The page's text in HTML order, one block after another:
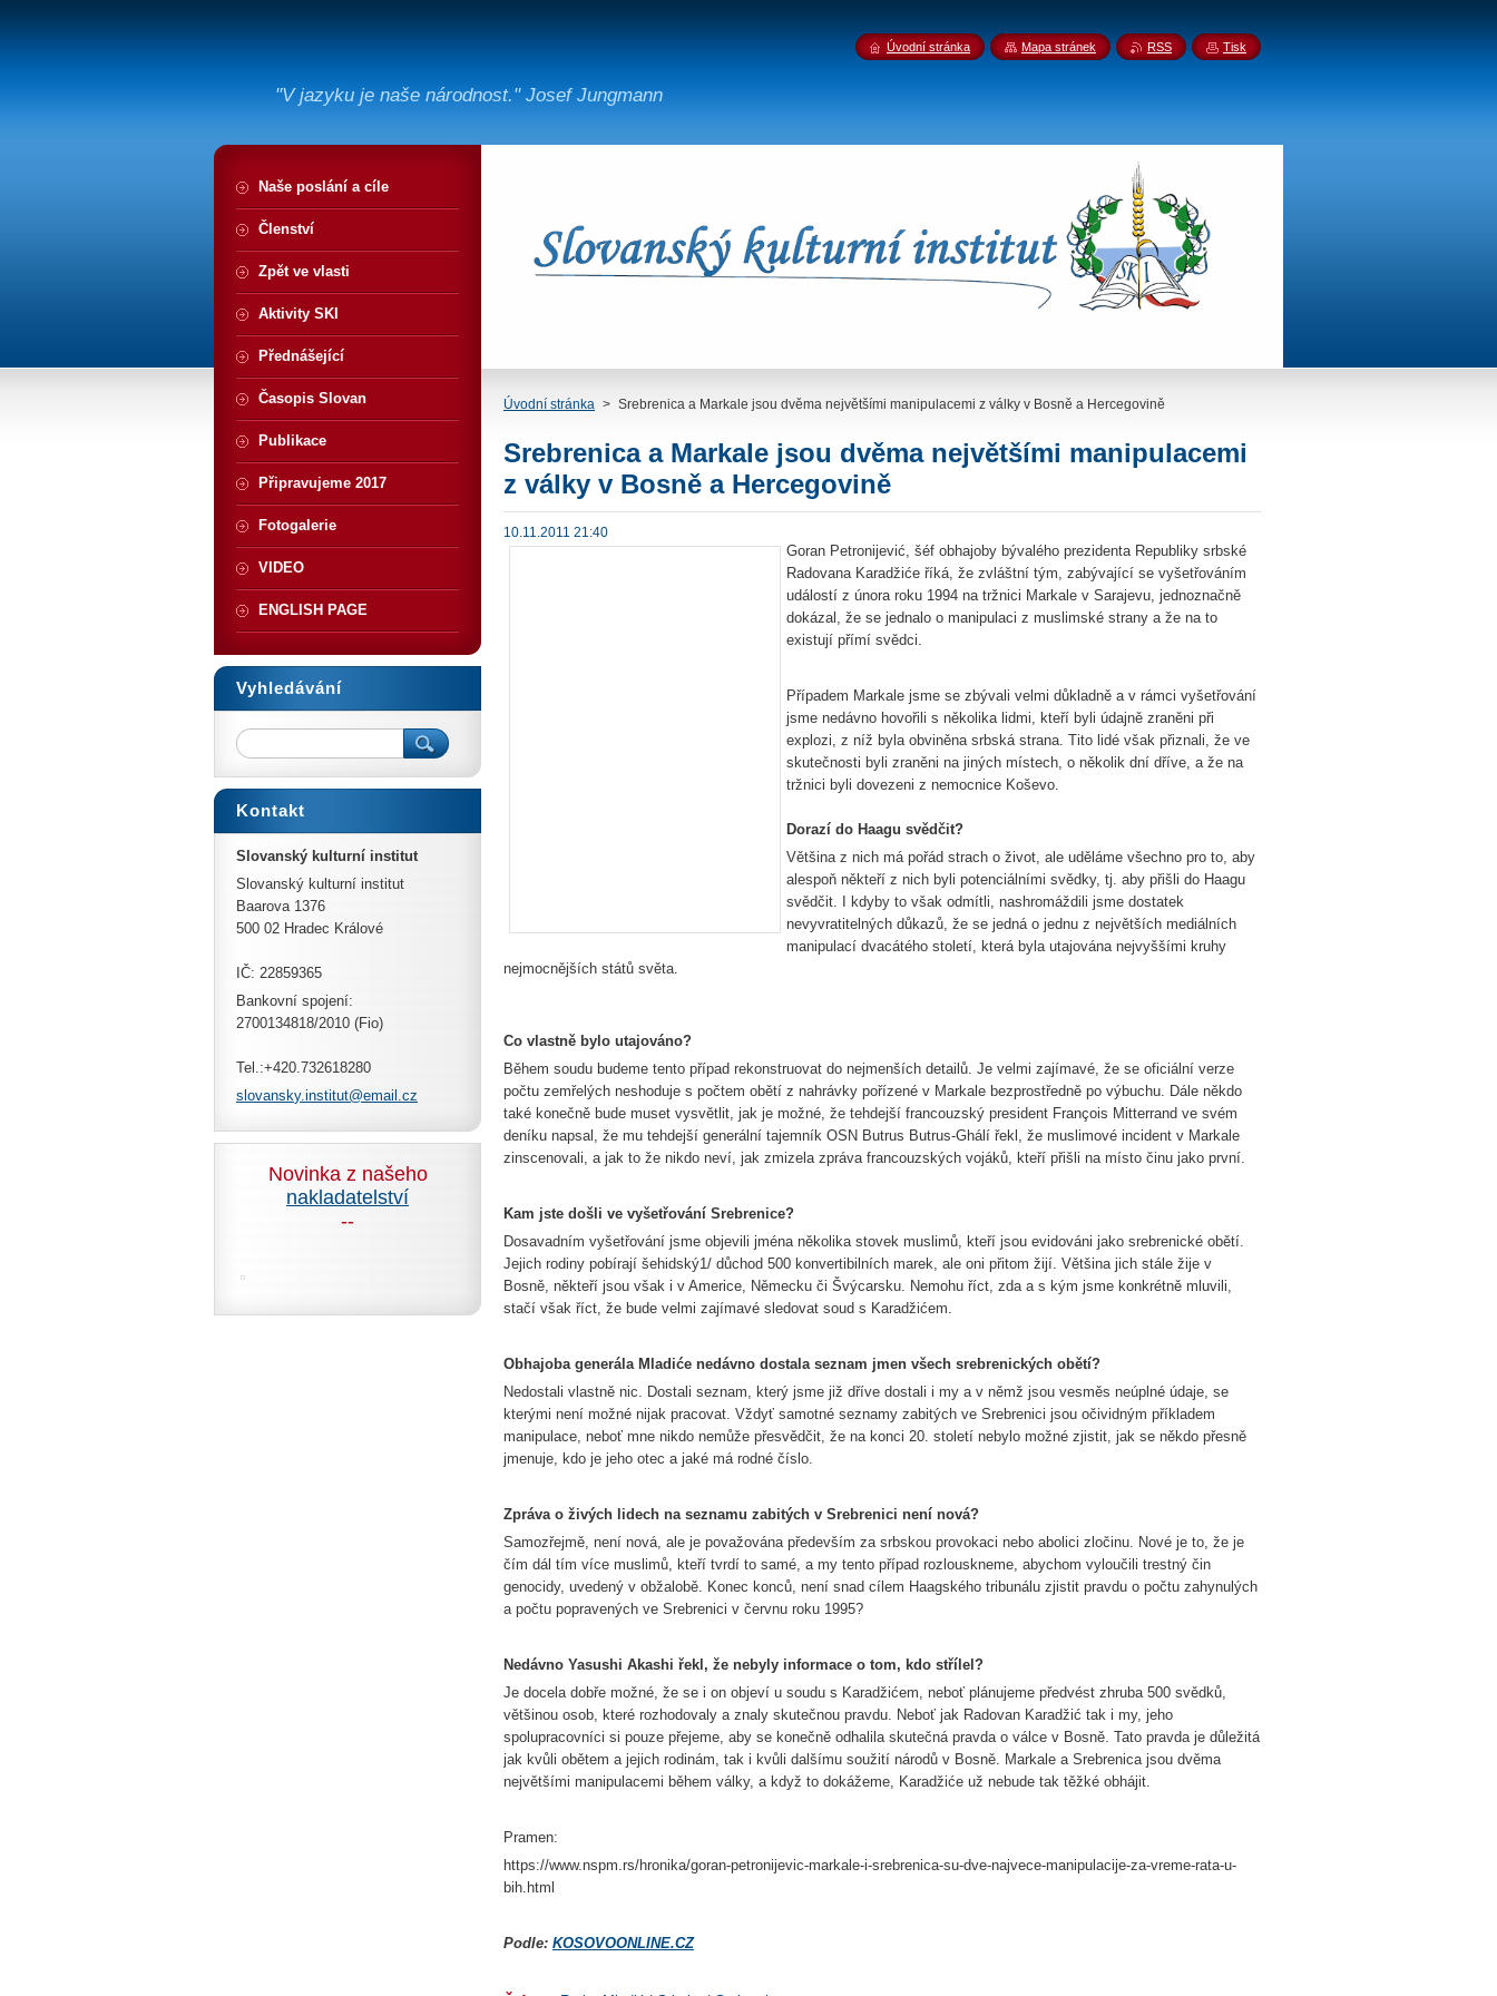
"V jazyku je naše národnost." Josef Jungmann
Úvodní stránka > Srebrenica a Markale jsou dvěma největšími manipulacemi z války v Bosně a Hercegovině
Srebrenica a Markale jsou dvěma největšími manipulacemi
z války v Bosně a Hercegovině
10.11.2011 21:40
Goran Petronijević, šéf obhajoby bývalého prezidenta Republiky srbské
Radovana Karadžiće říká, že zvláštní tým, zabývající se vyšetřováním
událostí z února roku 1994 na tržnici Markale v Sarajevu, jednoznačně
dokázal, že se jednalo o manipulaci z muslimské strany a že na to
existují přímí svědci.
Případem Markale jsme se zbývali velmi důkladně a v rámci vyšetřování
jsme nedávno hovořili s několika lidmi, kteří byli údajně zraněni při
explozi, z níž byla obviněna srbská strana. Tito lidé však přiznali, že ve
skutečnosti byli zraněni na jiných místech, o několik dní dříve, a že na
tržnici byli dovezeni z nemocnice Koševo.
Dorazí do Haagu svědčit?
Většina z nich má pořád strach o život, ale uděláme všechno pro to, aby
alespoň někteří z nich byli potenciálními svědky, tj. aby přišli do Haagu
svědčit. I kdyby to však odmítli, nashromáždili jsme dostatek
nevyvratitelných důkazů, že se jedná o jednu z největších mediálních
manipulací dvacátého století, která byla utajována nejvyššími kruhy
nejmocnějších států světa.
Co vlastně bylo utajováno?
Během soudu budeme tento případ rekonstruovat do nejmenších detailů. Je velmi zajímavé, že se oficiální verze
počtu zemřelých neshoduje s počtem obětí z nahrávky pořízené v Markale bezprostředně po výbuchu. Dále někdo
také konečně bude muset vysvětlit, jak je možné, že tehdejší francouzský president François Mitterrand ve svém
deníku napsal, že mu tehdejší generální tajemník OSN Butrus Butrus-Ghálí řekl, že muslimové incident v Markale
zinscenovali, a jak to že nikdo neví, jak zmizela zpráva francouzských vojáků, kteří přišli na místo činu jako první.
Kam jste došli ve vyšetřování Srebrenice?
Dosavadním vyšetřování jsme objevili jména několika stovek muslimů, kteří jsou evidováni jako srebrenické obětí.
Jejich rodiny pobírají šehidský1/ důchod 500 konvertibilních marek, ale oni přitom žijí. Většina jich stále žije v
Bosně, někteří jsou však i v Americe, Německu či Švýcarsku. Nemohu říct, zda a s kým jsme konkrétně mluvili,
stačí však říct, že bude velmi zajímavé sledovat soud s Karadžićem.
Obhajoba generála Mladiće nedávno dostala seznam jmen všech srebrenických obětí?
Nedostali vlastně nic. Dostali seznam, který jsme již dříve dostali i my a v němž jsou vesměs neúplné údaje, se
kterými není možné nijak pracovat. Vždyť samotné seznamy zabitých ve Srebrenici jsou očividným příkladem
manipulace, neboť mne nikdo nemůže přesvědčit, že na konci 20. století nebylo možné zjistit, jak se někdo přesně
jmenuje, kdo je jeho otec a jaké má rodné číslo.
Zpráva o živých lidech na seznamu zabitých v Srebrenici není nová?
Samozřejmě, není nová, ale je považována především za srbskou provokaci nebo abolici zločinu. Nové je to, že je
čím dál tím více muslimů, kteří tvrdí to samé, a my tento případ rozlouskneme, abychom vyloučili trestný čin
genocidy, uvedený v obžalobě. Konec konců, není snad cílem Haagského tribunálu zjistit pravdu o počtu zahynulých
a počtu popravených ve Srebrenici v červnu roku 1995?
Nedávno Yasushi Akashi řekl, že nebyly informace o tom, kdo střílel?
Je docela dobře možné, že se i on objeví u soudu s Karadžićem, neboť plánujeme předvést zhruba 500 svědků,
většinou osob, které rozhodovaly a znaly skutečnou pravdu. Neboť jak Radovan Karadžić tak i my, jeho
spolupracovníci si pouze přejeme, aby se konečně odhalila skutečná pravda o válce v Bosně. Tato pravda je důležitá
jak kvůli obětem a jejich rodinám, tak i kvůli dalšímu soužití národů v Bosně. Markale a Srebrenica jsou dvěma
největšími manipulacemi během války, a když to dokážeme, Karadžiće už nebude tak těžké obhájit.
Pramen:
https://www.nspm.rs/hronika/goran-petronijevic-markale-i-srebrenica-su-dve-najvece-manipulacije-za-vreme-rata-u-
bih.html
Podle: KOSOVOONLINE.CZ
Naše poslání a cíle
Členství
Zpět ve vlasti
Aktivity SKI
Přednášející
Časopis Slovan
Publikace
Připravujeme 2017
Fotogalerie
VIDEO
ENGLISH PAGE
Vyhledávání
Kontakt
Slovanský kulturní institut
Slovanský kulturní institut
Baarova 1376
500 02 Hradec Králové
IČ: 22859365
Bankovní spojení:
2700134818/2010 (Fio)
Tel.:+420.732618280
slovansky.institut@email .cz
Novinka z našeho
nakladatelství
--
Úvodní stránka Mapa stránek RSS Tisk